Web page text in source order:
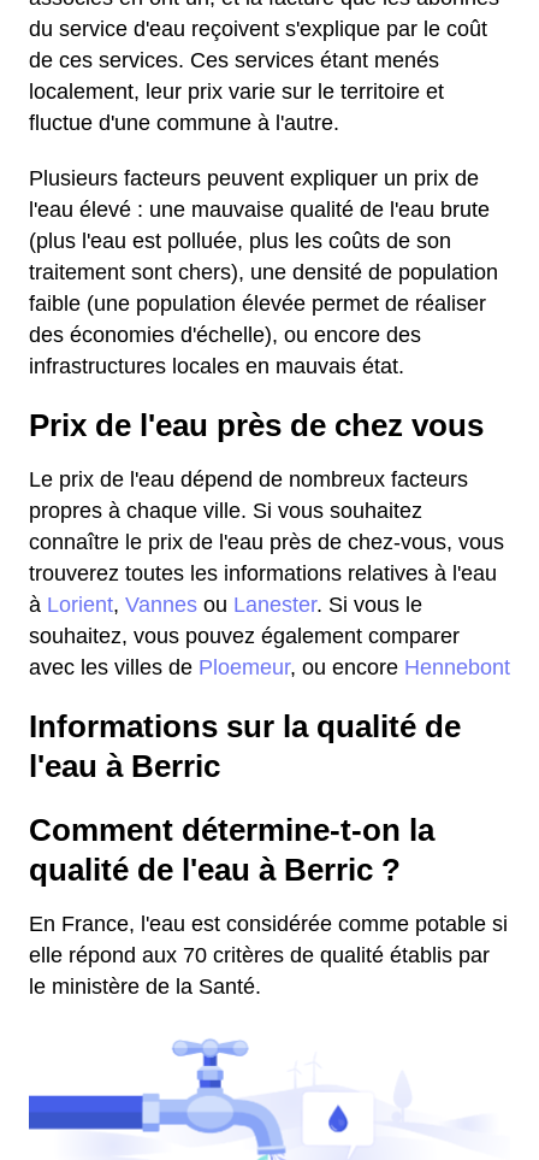
du service d'eau reçoivent s'explique par le coût
de ces services. Ces services étant menés
localement, leur prix varie sur le territoire et
fluctue d'une commune à l'autre.
Plusieurs facteurs peuvent expliquer un prix de
l'eau élevé : une mauvaise qualité de l'eau brute
(plus l'eau est polluée, plus les coûts de son
traitement sont chers), une densité de population
faible (une population élevée permet de réaliser
des économies d'échelle), ou encore des
infrastructures locales en mauvais état.
Prix de l'eau près de chez vous
Le prix de l'eau dépend de nombreux facteurs
propres à chaque ville. Si vous souhaitez
connaître le prix de l'eau près de chez-vous, vous
trouverez toutes les informations relatives à l'eau
à Lorient, Vannes ou Lanester. Si vous le
souhaitez, vous pouvez également comparer
avec les villes de Ploemeur, ou encore Hennebont
Informations sur la qualité de
l'eau à Berric
Comment détermine-t-on la
qualité de l'eau à Berric ?
En France, l'eau est considérée comme potable si
elle répond aux 70 critères de qualité établis par
le ministère de la Santé.